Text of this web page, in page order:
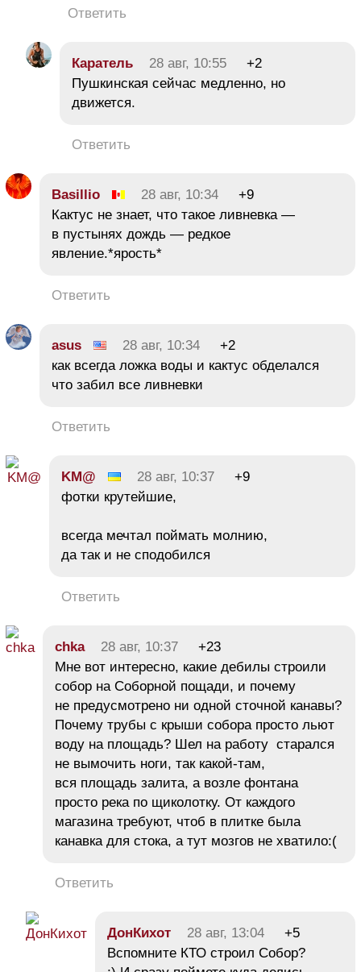
Ответить
Каратель 28 авг, 10:55
+2
Пушкинская сейчас медленно, но
движется.
Ответить
Basillio 28 авг, 10:34
+9
Кактус не знает, что такое ливневка —
в пустынях дождь — редкое
явление.*ярость*
Ответить
asus 28 авг, 10:34
+2
как всегда ложка воды и кактус обделался
что забил все ливневки
Ответить
KM@ 28 авг, 10:37
+9
фотки крутейшие,
всегда мечтал поймать молнию,
да так и не сподобился
Ответить
chka 28 авг, 10:37
+23
Мне вот интересно, какие дебилы строили
собор на Соборной пощади, и почему
не предусмотрено ни одной сточной канавы?
Почему трубы с крыши собора просто льют
воду на площадь? Шел на работу старался
не вымочить ноги, так какой-там,
вся площадь залита, а возле фонтана
просто река по щиколотку. От каждого
магазина требуют, чтоб в плитке была
канавка для стока, а тут мозгов не хватило:(
Ответить
ДонКихот 28 авг, 13:04
+5
Вспомните КТО строил Собор?